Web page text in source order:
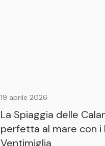
19 aprile 2026
La Spiaggia delle
perfetta al mare con i
Ventimiglia